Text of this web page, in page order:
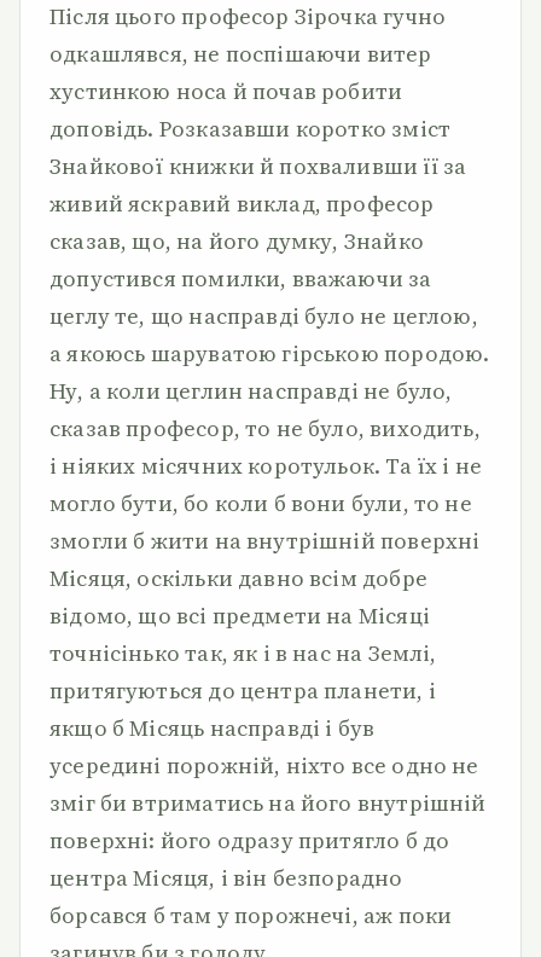
Після цього професор Зірочка гучно
одкашлявся, не поспішаючи витер
хустинкою носа й почав робити
доповідь. Розказавши коротко зміст
Знайкової книжки й похваливши її за
живий яскравий виклад, професор
сказав, що, на його думку, Знайко
допустився помилки, вважаючи за
цеглу те, що насправді було не цеглою,
а якоюсь шаруватою гірською породою.
Ну, а коли цеглин насправді не було,
сказав професор, то не було, виходить,
і ніяких місячних коротульок. Та їх і не
могло бути, бо коли б вони були, то не
змогли б жити на внутрішній поверхні
Місяця, оскільки давно всім добре
відомо, що всі предмети на Місяці
точнісінько так, як і в нас на Землі,
притягуються до центра планети, і
якщо б Місяць насправді і був
усередині порожній, ніхто все одно не
зміг би втриматись на його внутрішній
поверхні: його одразу притягло б до
центра Місяця, і він безпорадно
борсався б там у порожнечі, аж поки